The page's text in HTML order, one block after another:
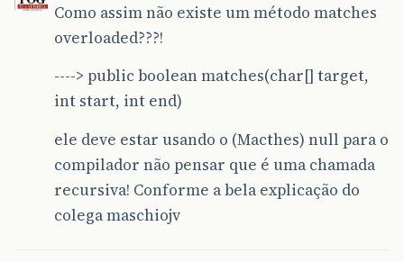
Como assim não existe um método matches
overloaded???!
----> public boolean matches(char[] target,
int start, int end)
ele deve estar usando o (Macthes) null para o
compilador não pensar que é uma chamada
recursiva! Conforme a bela explicação do
colega maschiojv